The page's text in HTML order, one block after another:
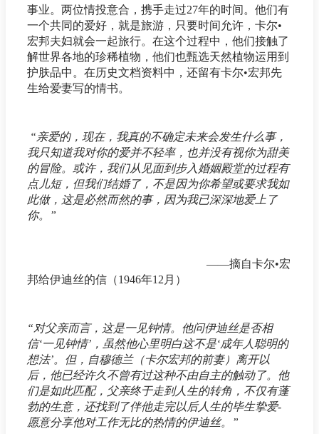
事业。两位情投意合，携手走过27年的时间。他们有
一个共同的爱好，就是旅游，只要时间允许，卡尔•
宏邦夫妇就会一起旅行。在这个过程中，他们接触了
解世界各地的珍稀植物，他们也甄选天然植物运用到
护肤品中。在历史文档资料中，还留有卡尔•宏邦先
生给爱妻写的情书。
“亲爱的，现在，我真的不确定未来会发生什么事，
我只知道我对你的爱并不轻率，也并没有视你为甜美
的冒险。或许，我们从见面到步入婚姻殿堂的过程有
点儿短，但我们结婚了，不是因为你希望或要求我如
此做，这是必然而然的事，因为我已深深地爱上了
你。”
——摘自卡尔•宏
邦给伊迪丝的信（1946年12月）
“对父亲而言，这是一见钟情。他问伊迪丝是否相
信‘一见钟情’，虽然他心里明白这不是‘成年人聪明的
想法’。但，自穆德兰（卡尔宏邦的前妻）离开以
后，他已经许久不曾有过这种不由自主的触动了。他
们是如此匹配，父亲终于走到人生的转角，不仅有蓬
勃的生意，还找到了伴他走完以后人生的毕生挚爱-
愿意分享他对工作无比的热情的伊迪丝。”